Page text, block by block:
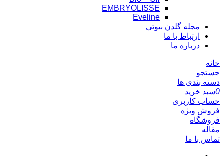
EMBRYOLISSE
Eveline
مجله گلدن بیوتی
ارتباط با ما
درباره ما
خانه
جستجو
دسته بندی ها
0سبد خرید
حساب کاربری
فروش ویژه
فروشگاه
مقاله
تماس با ما